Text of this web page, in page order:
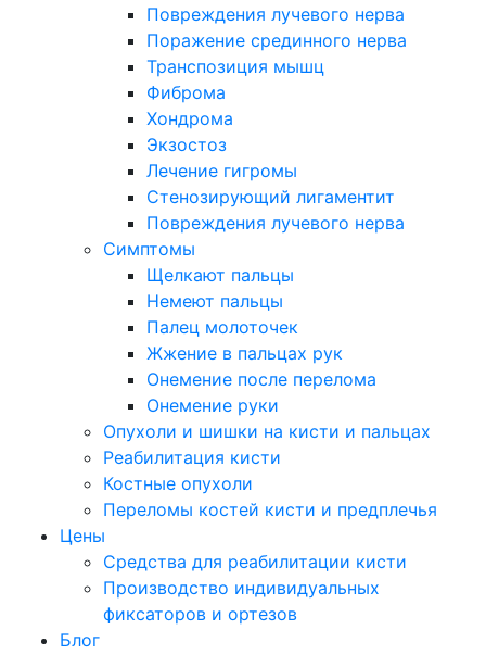
Повреждения лучевого нерва
Поражение срединного нерва
Транспозиция мышц
Фиброма
Хондрома
Экзостоз
Лечение гигромы
Стенозирующий лигаментит
Повреждения лучевого нерва
Симптомы
Щелкают пальцы
Немеют пальцы
Палец молоточек
Жжение в пальцах рук
Онемение после перелома
Онемение руки
Опухоли и шишки на кисти и пальцах
Реабилитация кисти
Костные опухоли
Переломы костей кисти и предплечья
Цены
Средства для реабилитации кисти
Производство индивидуальных
фиксаторов и ортезов
Блог